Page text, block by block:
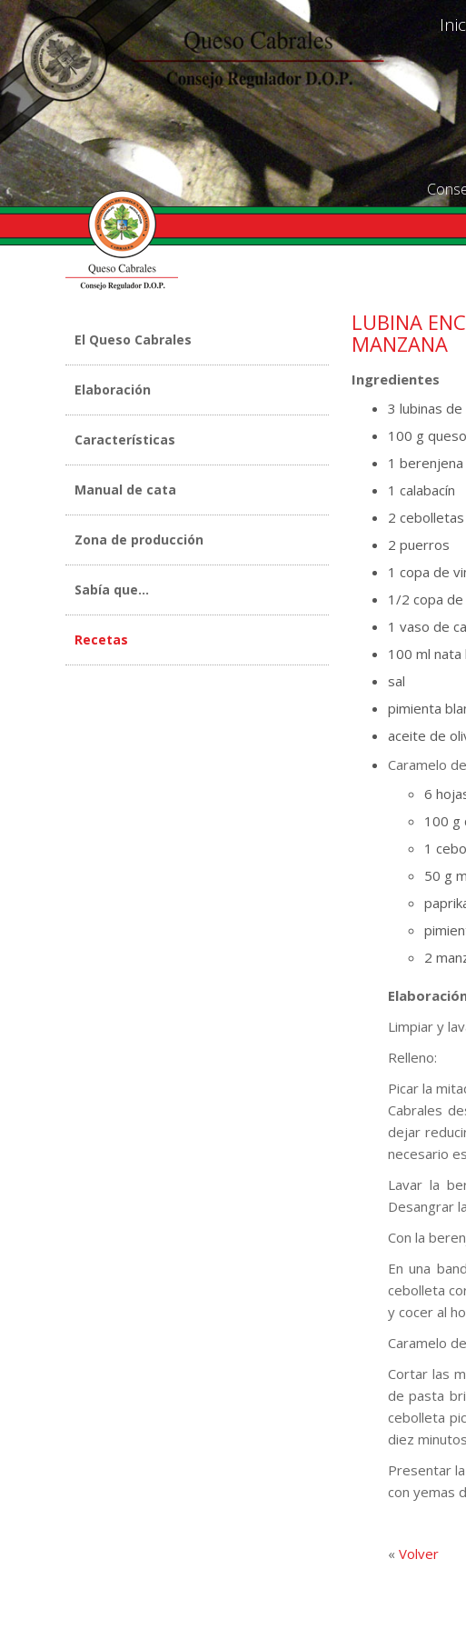
El Queso Cabrales
Elaboración
Características
Manual de cata
Zona de producción
Sabía que...
Recetas
LUBINA
MANZANA
Ingredientes
3 lubinas
100 g
1 berenjena
1 calabacín
2 cebolletas
2 puerros
1 copa de
1/2 copa
1 vaso de
100 ml nata
sal
pimienta
aceite de
Caramelo
6
100 g
1
50 g
2
Limpiar y
Relleno:
Picar la
Cabrales
dejar
necesario
Lavar la
Desangrar
Con la
En una
cebolleta
y cocer al
Caramelo
Cortar las
de pasta
cebolleta
diez
Presentar
con yemas
« Volver